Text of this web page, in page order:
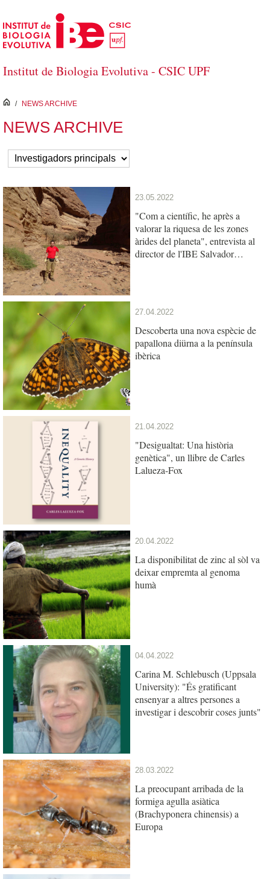
Salta al contingut principal
Institut de Biologia Evolutiva - CSIC UPF
inici
/ NEWS ARCHIVE
NEWS ARCHIVE
23.05.2022
"Com a científic, he après a
valorar la riquesa de les zones
àrides del planeta", entrevista al
director de l'IBE Salvador
27.04.2022
Descoberta una nova espècie de
papallona diürna a la península
ibèrica
21.04.2022
"Desigualtat: Una història
genètica", un llibre de Carles
Lalueza-Fox
20.04.2022
La disponibilitat de zinc al sòl va
deixar empremta al genoma
humà
04.04.2022
Carina M. Schlebusch (Uppsala
University): "És gratificant
ensenyar a altres persones a
investigar i descobrir coses junts"
28.03.2022
La preocupant arribada de la
formiga agulla asiàtica
(Brachyponera chinensis) a
Europa